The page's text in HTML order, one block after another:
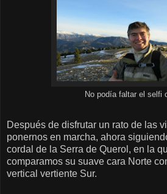
No podía faltar el selfi
Después de disfrutar un rato de las
ponernos en marcha, ahora
cordal de la Serra de Querol, en la
comparamos su suave cara Norte
vertical vertiente Sur.